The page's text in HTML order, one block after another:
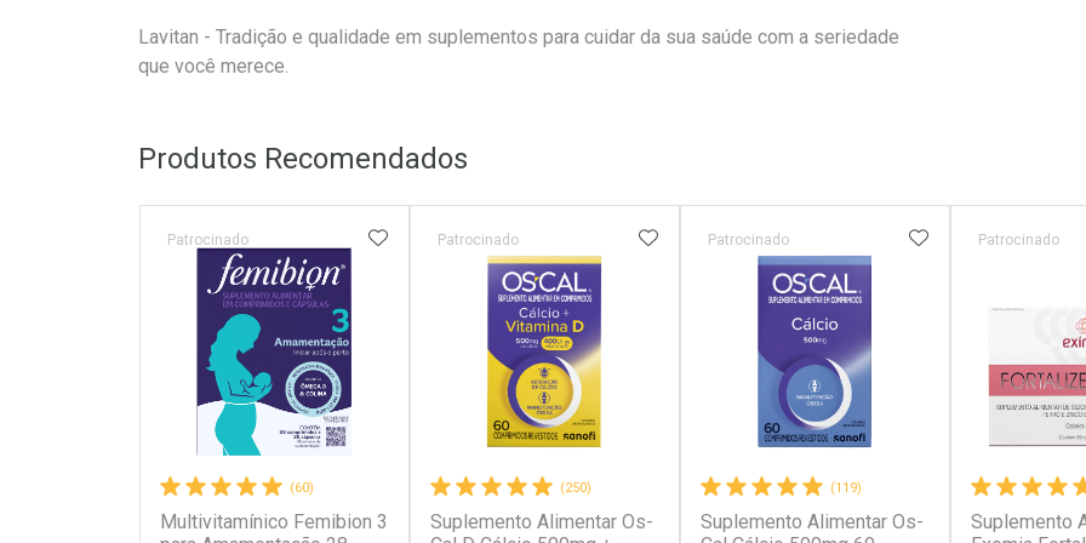
Lavitan - Tradição e qualidade em suplementos para cuidar da sua saúde com a seriedade
que você merece.
Produtos Recomendados
(60)
Multivitamínico Femibion 3
Patrocinado ADICIONAR AOS FAVORITOS
(250)
Suplemento Alimentar Os-
Patrocinado ADICIONAR AOS FAVORITOS
(119)
Suplemento Alimentar Os-
Patrocinado ADICIONAR AOS
Suplemento
Patrocinado